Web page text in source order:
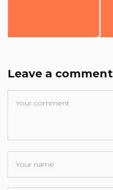
Leave a comment